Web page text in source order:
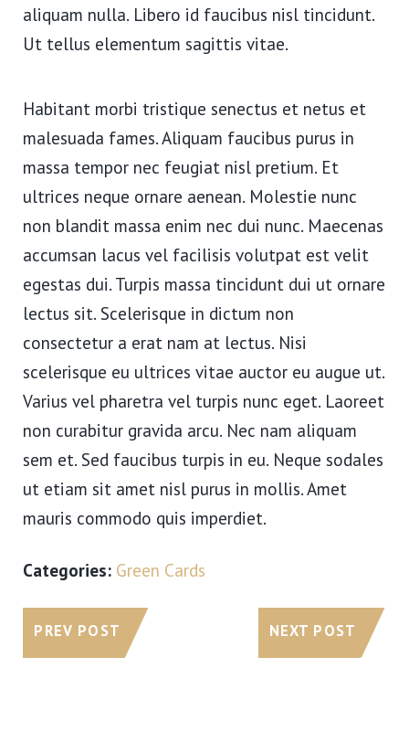
aliquam nulla. Libero id faucibus nisl tincidunt.
Ut tellus elementum sagittis vitae.
Habitant morbi tristique senectus et netus et
malesuada fames. Aliquam faucibus purus in
massa tempor nec feugiat nisl pretium. Et
ultrices neque ornare aenean. Molestie nunc
non blandit massa enim nec dui nunc. Maecenas
accumsan lacus vel facilisis volutpat est velit
egestas dui. Turpis massa tincidunt dui ut ornare
lectus sit. Scelerisque in dictum non
consectetur a erat nam at lectus. Nisi
scelerisque eu ultrices vitae auctor eu augue ut.
Varius vel pharetra vel turpis nunc eget. Laoreet
non curabitur gravida arcu. Nec nam aliquam
sem et. Sed faucibus turpis in eu. Neque sodales
ut etiam sit amet nisl purus in mollis. Amet
mauris commodo quis imperdiet.
Categories: Green Cards
PREV POST NEXT POST